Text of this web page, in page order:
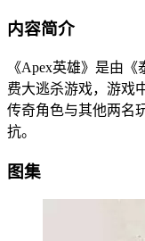
内容简介
《Apex英雄》是由
费大逃杀游戏，游戏
传奇角色与其他两名
抗。
图集